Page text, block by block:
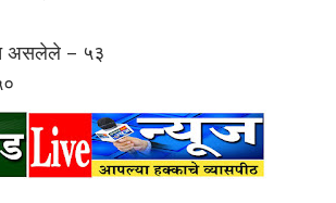
असलेले – ५३